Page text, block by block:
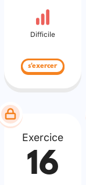
Difficile
s'exercer
Exercice
16